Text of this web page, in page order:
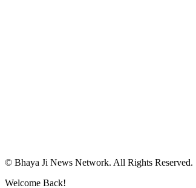
© Bhaya Ji News Network. All Rights Reserved.
Welcome Back!